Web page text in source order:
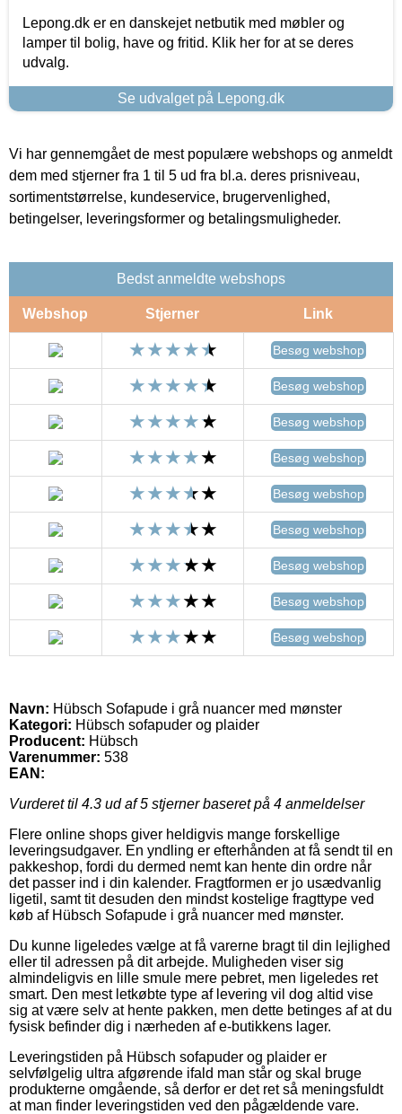
Lepong.dk er en danskejet netbutik med møbler og
lamper til bolig, have og fritid. Klik her for at se deres
udvalg.
Se udvalget på Lepong.dk
Vi har gennemgået de mest populære webshops og anmeldt
dem med stjerner fra 1 til 5 ud fra bl.a. deres prisniveau,
sortimentstørrelse, kundeservice, brugervenlighed,
betingelser, leveringsformer og betalingsmuligheder.
Bedst anmeldte webshops
Webshop Stjerner Link
Besøg webshop
Besøg webshop
Besøg webshop
Besøg webshop
Besøg webshop
Besøg webshop
Besøg webshop
Besøg webshop
Besøg webshop
Navn: Hübsch Sofapude i grå nuancer med mønster
Kategori: Hübsch sofapuder og plaider
Producent: Hübsch
Varenummer: 538
EAN:
Vurderet til 4.3 ud af 5 stjerner baseret på 4 anmeldelser
Flere online shops giver heldigvis mange forskellige
leveringsudgaver. En yndling er efterhånden at få sendt til en
pakkeshop, fordi du dermed nemt kan hente din ordre når
det passer ind i din kalender. Fragtformen er jo usædvanlig
ligetil, samt tit desuden den mindst kostelige fragttype ved
køb af Hübsch Sofapude i grå nuancer med mønster.
Du kunne ligeledes vælge at få varerne bragt til din lejlighed
eller til adressen på dit arbejde. Muligheden viser sig
almindeligvis en lille smule mere pebret, men ligeledes ret
smart. Den mest letkøbte type af levering vil dog altid vise
sig at være selv at hente pakken, men dette betinges af at du
fysisk befinder dig i nærheden af e-butikkens lager.
Leveringstiden på Hübsch sofapuder og plaider er
selvfølgelig ultra afgørende ifald man står og skal bruge
produkterne omgående, så derfor er det ret så meningsfuldt
at man finder leveringstiden ved den pågældende vare.